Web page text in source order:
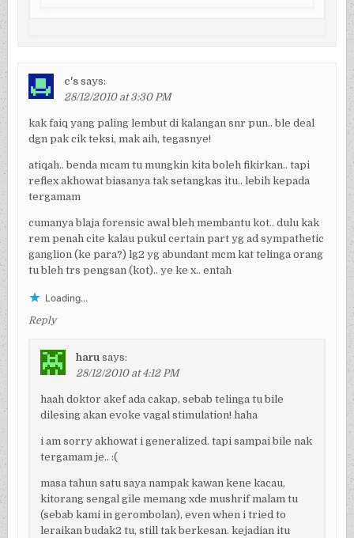
c's says:
28/12/2010 at 3:30 PM
kak faiq yang paling lembut di kalangan snr pun.. ble deal
dgn pak cik teksi, mak aih, tegasnye!
atiqah.. benda mcam tu mungkin kita boleh fikirkan.. tapi
reflex akhowat biasanya tak setangkas itu.. lebih kepada
tergamam
cumanya blaja forensic awal bleh membantu kot.. dulu kak
rem penah cite kalau pukul certain part yg ad sympathetic
ganglion (ke para?) lg2 yg abundant mcm kat telinga orang
tu bleh trs pengsan (kot).. ye ke x.. entah
Loading...
Reply
haru says:
28/12/2010 at 4:12 PM
haah doktor akef ada cakap, sebab telinga tu bile
dilesing akan evoke vagal stimulation! haha
i am sorry akhowat i generalized. tapi sampai bile nak
tergamam je.. :(
masa tahun satu saya nampak kawan kene kacau,
kitorang sengal gile memang xde mushrif malam tu
(sebab kami in gerombolan), even when i tried to
leraikan budak2 tu, still tak berkesan. kejadian itu